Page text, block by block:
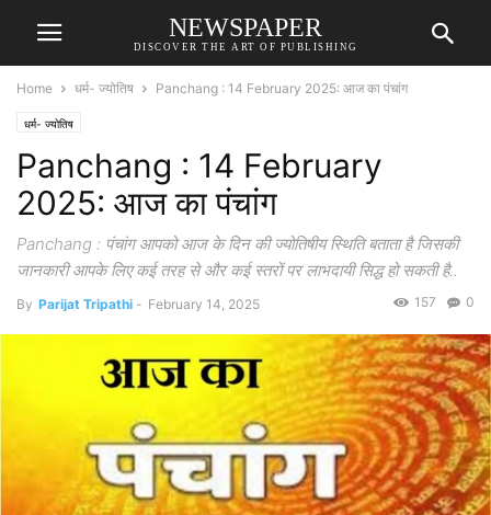
NEWSPAPER
DISCOVER THE ART OF PUBLISHING
Home धर्म- ज्योतिष Panchang : 14 February 2025: आज का पंचांग
धर्म- ज्योतिष
Panchang : 14 February
2025: आज का पंचांग
Panchang : पंचांग आपको आज के दिन की ज्योतिषीय स्थिति बताता है जिसकी
जानकारी आपके लिए कई तरह से और कई स्तरों पर लाभदायी सिद्ध हो सकती है..
By Parijat Tripathi - February 14, 2025 0
157